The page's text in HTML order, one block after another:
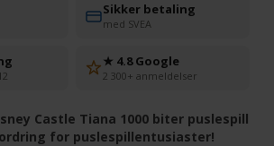
Sikker betaling
med SVEA
★ 4.8 Google
2 300+ anmeldelser
Castle Tiana 1000 biter puslespill
for puslespillentusiaster!